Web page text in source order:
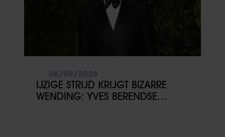
IJZIGE STRIJD KRIJGT BIZARRE
WENDING: YVES BERENDSE